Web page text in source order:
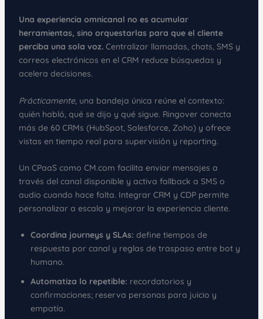
Una experiencia omnicanal no es acumular
herramientas, sino orquestarlas para que el cliente
perciba una sola voz.Centralizar llamadas, chats, SMS y
correos electrónicos en el CRM reduce búsquedas y
acelera decisiones.
Prácticamente, una bandeja única reúne el contexto:
quién habló, qué se dijo y qué sigue. Ringover conecta
más de 60 CRMs (HubSpot, Salesforce, Zoho) y ofrece
vistas en tiempo real para supervisión y reporting.
Un CPaaS como CM.com facilita enviar mensajes a
través del canal disponible y activa fallback a SMS o
audio cuando hace falta. Integrar CRM y CDP permite
personalizar a escala y mejorar la experiencia cliente.
Coordina journeys y SLAs: define tiempos de
respuesta por canal y reglas de traspaso entre bot y
humano.
Automatiza lo repetible: recordatorios y
confirmaciones; reserva personas para juicio y
empatía.